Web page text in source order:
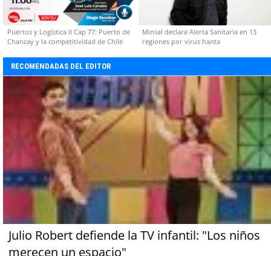
Puertos y Logística II Cap 77: Puerto de
Chancay y la competitividad de Chile
Minsal declara Alerta Sanitaria en 13
regiones por virus hanta
RECOMENDADAS DEL EDITOR
Julio Robert defiende la TV infantil: "Los niños
merecen un espacio"